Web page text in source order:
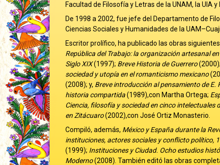
Facultad de Filosofía y Letras de la UNAM, la UIA y
De 1998 a 2002, fue jefe del Departamento de
Ciencias Sociales y Humanidades de la
Escritor prolífico, ha publicado las obras
República del Trabajo: la organización artesanal
Siglo XIX(1997); Breve Historia de Guerrero(2000);
sociedad y utopía en el romanticismo mexicano
(2008); y, Breve introducción al pensamiento de E.
historia compartida(1989),con Martha Ortega;
Ciencia, filosofía y sociedad en cinco intelectuales
en Zitácuaro(2002),con José Ortiz Monasterio.
Compiló, además, México y España durante la
instituciones, actores sociales y conflicto político,
(1999); Instituciones y Ciudad. Ocho estudios
Moderno(2008). También editó las obras